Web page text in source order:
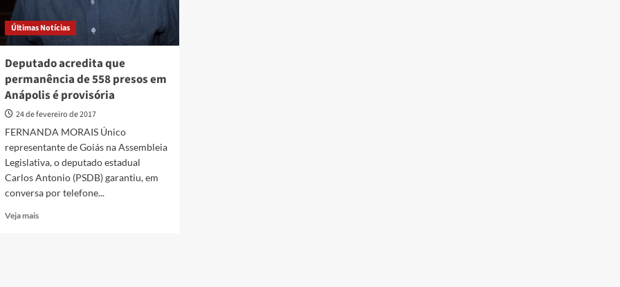
Últimas Notícias
Deputado acredita que
permanência de 558 presos em
Anápolis é provisória
24 de fevereiro de 2017
FERNANDA MORAIS Único
representante de Goiás na Assembleia
Legislativa, o deputado estadual
Carlos Antonio (PSDB) garantiu, em
conversa por telefone...
Veja maisRead